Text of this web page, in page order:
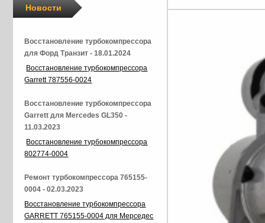
Новости
Восстановление турбокомпрессора
для Форд Транзит - 18.01.2024
Восстановление турбокомпрессора
Garrett 787556-0024
Восстановление турбокомпрессора
Garrett для Mercedes GL350 -
11.03.2023
Восстановление турбокомпрессора
802774-0004
Ремонт турбокомпрессора 765155-
0004 - 02.03.2023
Восстановление турбокомпрессора
GARRETT 765155-0004 для Мерседес